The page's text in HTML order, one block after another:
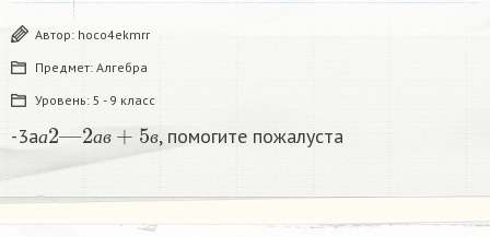
Автор: hoco4ekmrr
Предмет: Алгебра
Уровень: 5 - 9 класс
-3а а а в в
2 2 в
, помогите пожалуста